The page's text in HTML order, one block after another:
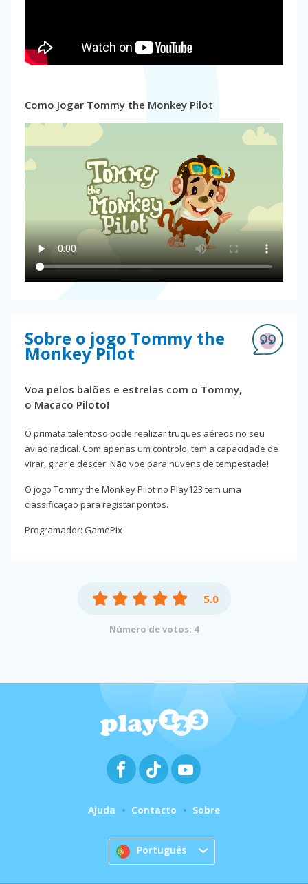
Como Jogar Tommy the Monkey Pilot
Sobre o jogo Tommy the
Monkey Pilot
Voa pelos balões e estrelas com o Tommy,
o Macaco Piloto!
O primata talentoso pode realizar truques aéreos no seu
avião radical. Com apenas um controlo, tem a capacidade de
virar, girar e descer. Não voe para nuvens de tempestade!
O jogo Tommy the Monkey Pilot no Play123 tem uma
classificação para registar pontos.
Programador: GamePix
5.0
Número de votos: 4
Ajuda Contacto Sobre
Português